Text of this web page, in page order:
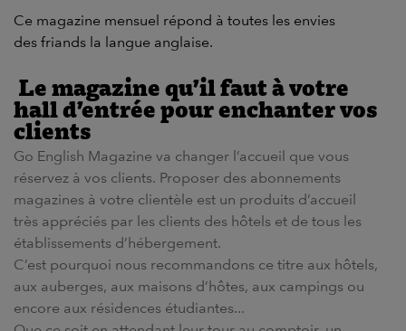
Ce magazine mensuel répond à toutes les envies
des friands la langue anglaise.
Le magazine qu’il faut à votre
hall d’entrée pour enchanter vos
clients
Go English Magazine va changer l’accueil que vous
réservez à vos clients. Proposer des abonnements
magazines à votre clientèle est un produits d’accueil
très appréciés par les clients des hôtels et de tous les
établissements d’hébergement.
C’est pourquoi nous recommandons ce titre aux hôtels,
aux auberges, aux maisons d’hôtes, aux campings ou
encore aux résidences étudiantes...